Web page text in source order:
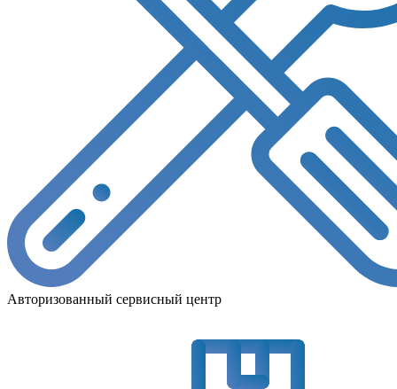
Авторизованный сервисный центр